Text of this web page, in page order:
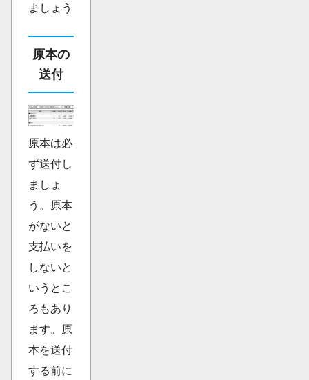
ましょう
原本の
送付
原本は必
ず送付し
ましょ
う。原本
がないと
支払いを
しないと
いうとこ
ろもあり
ます。原
本を送付
する前に